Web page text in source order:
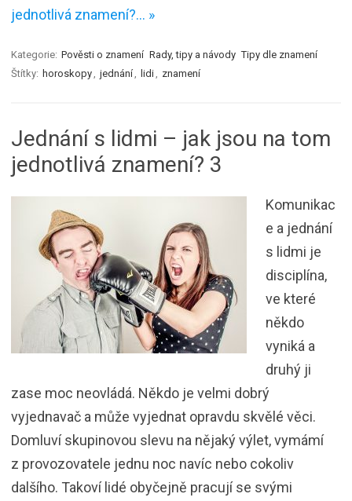
jednotlivá znamení?… »
Kategorie: Pověsti o znamení Rady, tipy a návody Tipy dle znamení
Štítky: horoskopy jednání lidi znamení
Jednání s lidmi – jak jsou na tom
jednotlivá znamení? 3
Komunikac
e a jednání
s lidmi je
disciplína,
ve které
někdo
vyniká a
druhý ji
zase moc neovládá. Někdo je velmi dobrý
vyjednavač a může vyjednat opravdu skvělé věci.
Domluví skupinovou slevu na nějaký výlet, vymámí
z provozovatele jednu noc navíc nebo cokoliv
dalšího. Takoví lidé obyčejně pracují se svými